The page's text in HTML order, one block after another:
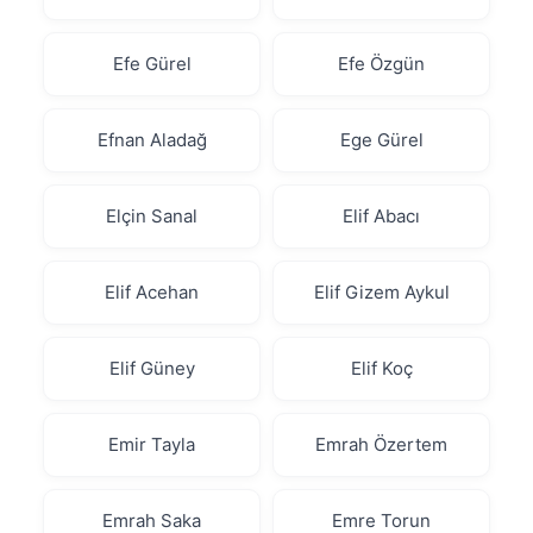
Efe Gürel Efe Özgün
Efnan Aladağ Ege Gürel
Elçin Sanal Elif Abacı
Elif Acehan Elif Gizem Aykul
Elif Güney Elif Koç
Emir Tayla Emrah Özertem
Emrah Saka Emre Torun